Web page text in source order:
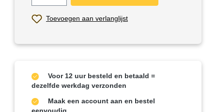
Toevoegen aan verlanglijst
Voor 12 uur besteld en betaald =
dezelfde werkdag verzonden
Maak een account aan en bestel